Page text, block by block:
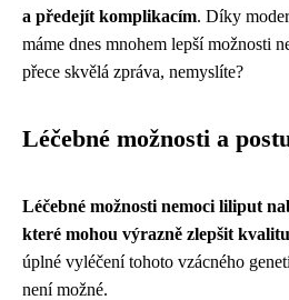
a předejít komplikacím. Díky
máme dnes mnohem lepší možnosti
přece skvělá zpráva, nemyslíte?
Léčebné možnosti a
Léčebné možnosti nemoci liliput
které mohou výrazně zlepšit
úplné vyléčení tohoto vzácného
není možné.